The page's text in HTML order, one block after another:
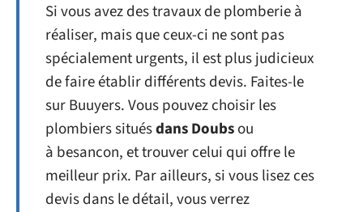
Si vous avez des travaux de plomberie à
réaliser, mais que ceux-ci ne sont pas
spécialement urgents, il est plus judicieux
de faire établir différents devis. Faites-le
sur Buuyers. Vous pouvez choisir les
plombiers situésdansDoubsou
à besancon, et trouver celui qui offre le
meilleur prix. Par ailleurs, si vous lisez ces
devis dans le détail, vous verrez